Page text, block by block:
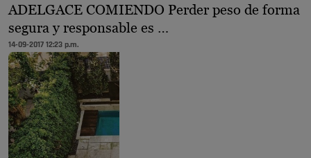
ADELGACE COMIENDO Perder peso de forma
segura y responsable es …
14-09-2017 12:23 p.m.